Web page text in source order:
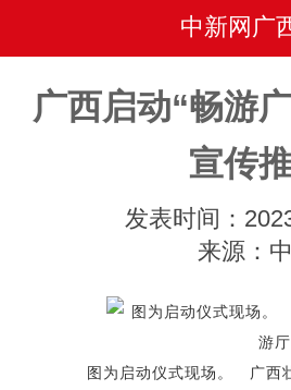
中新网广
广西启动“畅游
宣传
发表时间：
来源：
图为启动仪式现场。 广西